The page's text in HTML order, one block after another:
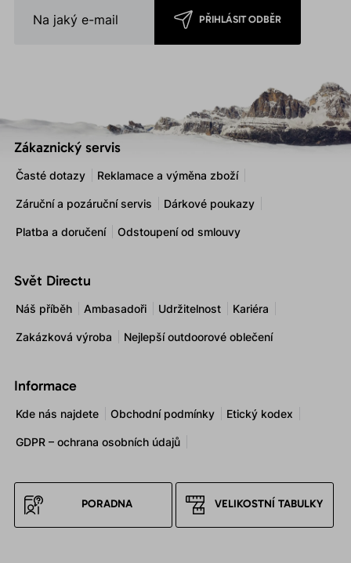
PŘIHLÁSIT ODBĚR
Zákaznický servis
Časté dotazy Reklamace a výměna zboží
Záruční a pozáruční servis Dárkové poukazy
Platba a doručení Odstoupení od smlouvy
Svět Directu
Náš příběh Ambasadoři Udržitelnost Kariéra
Zakázková výroba Nejlepší outdoorové oblečení
Informace
Kde nás najdete Obchodní podmínky Etický kodex
GDPR – ochrana osobních údajů
PORADNA VELIKOSTNÍ TABULKY